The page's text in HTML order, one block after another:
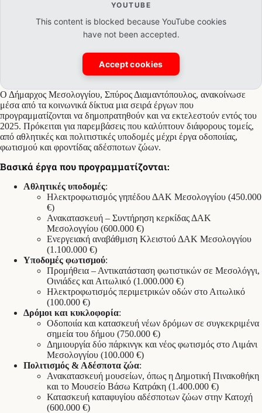
YOUTUBE
This content is blocked because YouTube cookies
have not been accepted.
Accept cookies
Ο Δήμαρχος Μεσολογγίου, Σπύρος Διαμαντόπουλος, ανακοίνωσε
μέσα από τα κοινωνικά δίκτυα μια σειρά έργων που
προγραμματίζονται να δημοπρατηθούν και να εκτελεστούν εντός του
2025. Πρόκειται για παρεμβάσεις που καλύπτουν διάφορους τομείς,
από αθλητικές και πολιτιστικές υποδομές μέχρι έργα οδοποιίας,
φωτισμού και φροντίδας αδέσποτων ζώων.
Βασικά έργα που προγραμματίζονται:
Αθλητικές υποδομές:
Ηλεκτροφωτισμός γηπέδου ΔΑΚ Μεσολογγίου (450.000
€)
Ανακατασκευή – Συντήρηση κερκίδας ΔΑΚ
Μεσολογγίου (600.000 €)
Ενεργειακή αναβάθμιση Κλειστού ΔΑΚ Μεσολογγίου
(1.100.000 €)
Υποδομές φωτισμού:
Προμήθεια – Αντικατάσταση φωτιστικών σε Μεσολόγγι,
Οινιάδες και Αιτωλικό (1.000.000 €)
Ηλεκτροφωτισμός περιμετρικών οδών στο Αιτωλικό
(100.000 €)
Δρόμοι και κυκλοφορία:
Οδοποιία και κατασκευή νέων δρόμων σε συγκεκριμένα
σημεία του δήμου (750.000 €)
Δημιουργία δύο πάρκινγκ και νέος φωτισμός στο Λιμάνι
Μεσολογγίου (100.000 €)
Πολιτισμός & Αδέσποτα ζώα:
Ανακατασκευή μουσείων, όπως η Δημοτική Πινακοθήκη
και το Μουσείο Βάσω Κατράκη (1.400.000 €)
Κατασκευή καταφυγίου αδέσποτων ζώων στην Κατοχή
(600.000 €)